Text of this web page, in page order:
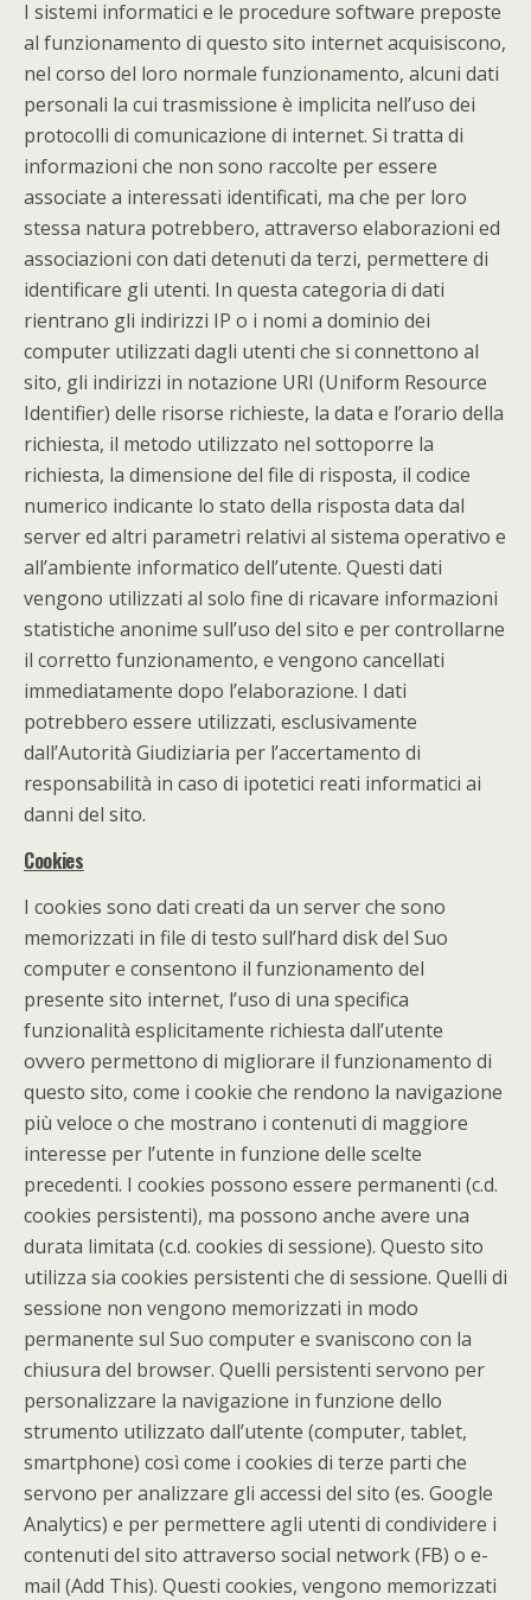
I sistemi informatici e le procedure software preposte
al funzionamento di questo sito internet acquisiscono,
nel corso del loro normale funzionamento, alcuni dati
personali la cui trasmissione è implicita nell’uso dei
protocolli di comunicazione di internet. Si tratta di
informazioni che non sono raccolte per essere
associate a interessati identificati, ma che per loro
stessa natura potrebbero, attraverso elaborazioni ed
associazioni con dati detenuti da terzi, permettere di
identificare gli utenti. In questa categoria di dati
rientrano gli indirizzi IP o i nomi a dominio dei
computer utilizzati dagli utenti che si connettono al
sito, gli indirizzi in notazione URI (Uniform Resource
Identifier) delle risorse richieste, la data e l’orario della
richiesta, il metodo utilizzato nel sottoporre la
richiesta, la dimensione del file di risposta, il codice
numerico indicante lo stato della risposta data dal
server ed altri parametri relativi al sistema operativo e
all’ambiente informatico dell’utente. Questi dati
vengono utilizzati al solo fine di ricavare informazioni
statistiche anonime sull’uso del sito e per controllarne
il corretto funzionamento, e vengono cancellati
immediatamente dopo l’elaborazione. I dati
potrebbero essere utilizzati, esclusivamente
dall’Autorità Giudiziaria per l’accertamento di
responsabilità in caso di ipotetici reati informatici ai
danni del sito.
Cookies
I cookies sono dati creati da un server che sono
memorizzati in file di testo sull’hard disk del Suo
computer e consentono il funzionamento del
presente sito internet, l’uso di una specifica
funzionalità esplicitamente richiesta dall’utente
ovvero permettono di migliorare il funzionamento di
questo sito, come i cookie che rendono la navigazione
più veloce o che mostrano i contenuti di maggiore
interesse per l’utente in funzione delle scelte
precedenti. I cookies possono essere permanenti (c.d.
cookies persistenti), ma possono anche avere una
durata limitata (c.d. cookies di sessione). Questo sito
utilizza sia cookies persistenti che di sessione. Quelli di
sessione non vengono memorizzati in modo
permanente sul Suo computer e svaniscono con la
chiusura del browser. Quelli persistenti servono per
personalizzare la navigazione in funzione dello
strumento utilizzato dall’utente (computer, tablet,
smartphone) così come i cookies di terze parti che
servono per analizzare gli accessi del sito (es. Google
Analytics) e per permettere agli utenti di condividere i
contenuti del sito attraverso social network (FB) o e-
mail (Add This). Questi cookies, vengono memorizzati